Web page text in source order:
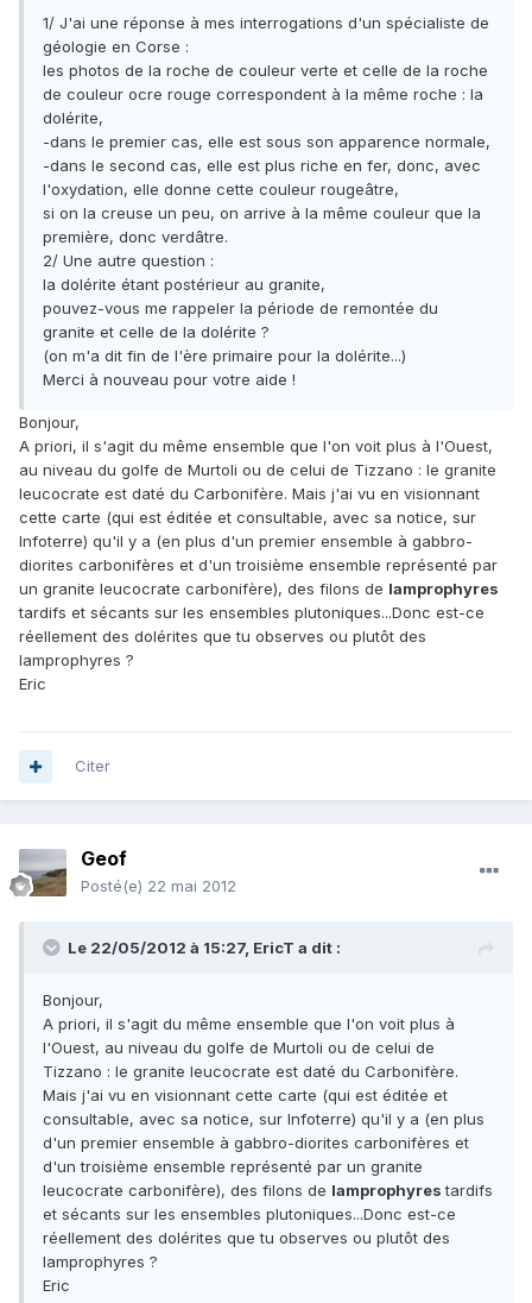
1/ J'ai une réponse à mes interrogations d'un spécialiste de
géologie en Corse :
les photos de la roche de couleur verte et celle de la roche
de couleur ocre rouge correspondent à la même roche : la
dolérite,
-dans le premier cas, elle est sous son apparence normale,
-dans le second cas, elle est plus riche en fer, donc, avec
l'oxydation, elle donne cette couleur rougeâtre,
si on la creuse un peu, on arrive à la même couleur que la
première, donc verdâtre.
2/ Une autre question :
la dolérite étant postérieur au granite,
pouvez-vous me rappeler la période de remontée du
granite et celle de la dolérite ?
(on m'a dit fin de l'ère primaire pour la dolérite...)
Merci à nouveau pour votre aide !
Bonjour,
A priori, il s'agit du même ensemble que l'on voit plus à l'Ouest,
au niveau du golfe de Murtoli ou de celui de Tizzano : le granite
leucocrate est daté du Carbonifère. Mais j'ai vu en visionnant
cette carte (qui est éditée et consultable, avec sa notice, sur
Infoterre) qu'il y a (en plus d'un premier ensemble à gabbro-
diorites carbonifères et d'un troisième ensemble représenté par
un granite leucocrate carbonifère), des filons de lamprophyres
tardifs et sécants sur les ensembles plutoniques...Donc est-ce
réellement des dolérites que tu observes ou plutôt des
lamprophyres ?
Eric
Citer
Geof
Posté(e) 22 mai 2012
Le 22/05/2012 à 15:27, EricT a dit :
Bonjour,
A priori, il s'agit du même ensemble que l'on voit plus à
l'Ouest, au niveau du golfe de Murtoli ou de celui de
Tizzano : le granite leucocrate est daté du Carbonifère.
Mais j'ai vu en visionnant cette carte (qui est éditée et
consultable, avec sa notice, sur Infoterre) qu'il y a (en plus
d'un premier ensemble à gabbro-diorites carbonifères et
d'un troisième ensemble représenté par un granite
leucocrate carbonifère), des filons de lamprophyrestardifs
et sécants sur les ensembles plutoniques...Donc est-ce
réellement des dolérites que tu observes ou plutôt des
lamprophyres ?
Eric